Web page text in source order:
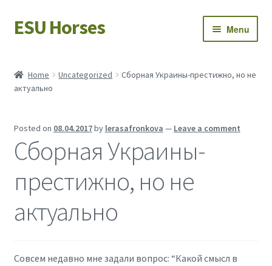
Skip
to
Skip
to
ESU Horses Menu
Latest news
Save Horses
My account
Home Uncategorized
Сборная Украины-престижно, но не
актуально
Posted on 08.04.2017by lerasafronkova — Leave a comment
Сборная Украины-
престижно, но не
актуально
Совсем недавно мне задали вопрос: “Какой смысл в